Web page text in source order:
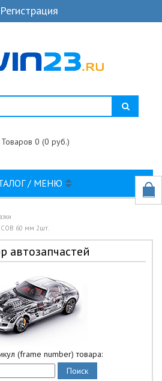
Регистрация
Товаров 0 (0 руб.)
/ МЕНЮ
COB 60 мм 2шт.
автозапчастей
(frame number) товара: